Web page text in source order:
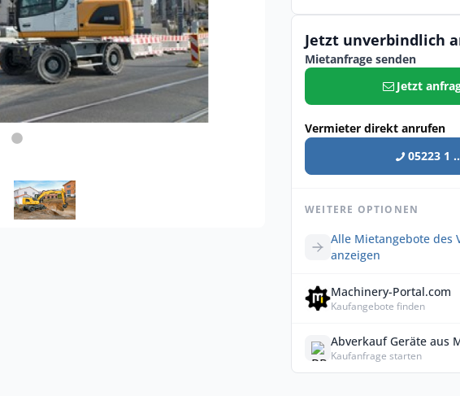
Jetzt unverbindlich
Mietanfrage senden
Jetzt
Vermieter direkt anrufen
05223 1
WEITERE OPTIONEN
Alle Mietangebote des
anzeigen
Machinery-Portal.com
Kaufangebote finden
Abverkauf Geräte aus
Kaufanfrage starten